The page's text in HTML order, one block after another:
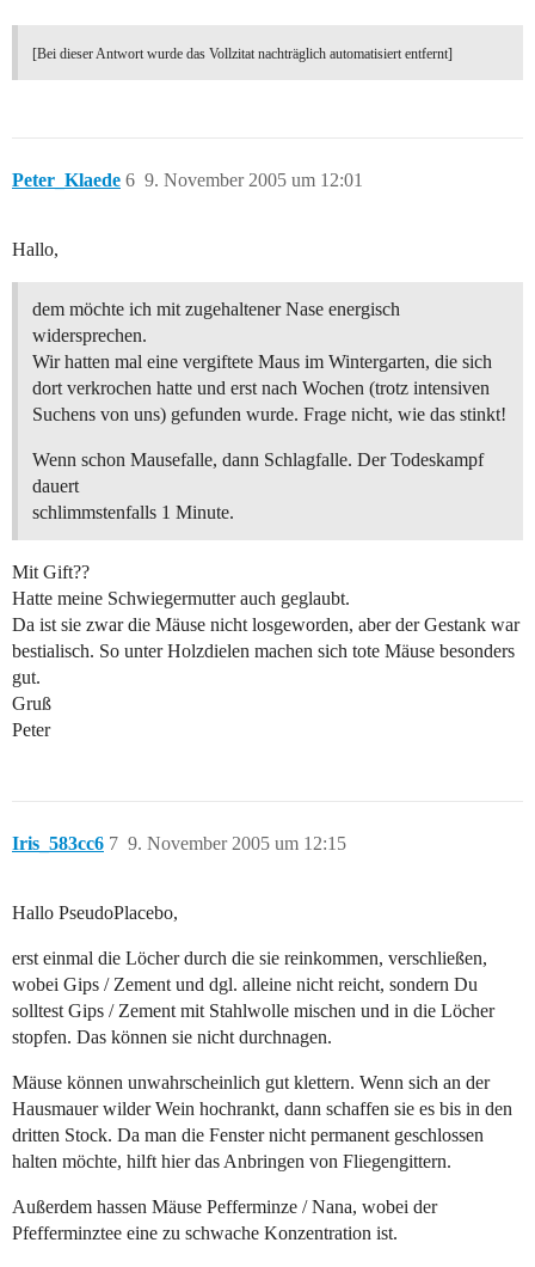
[Bei dieser Antwort wurde das Vollzitat nachträglich automatisiert entfernt]
Peter_Klaede 9. November 2005 um 12:01
6
Hallo,
dem möchte ich mit zugehaltener Nase energisch
widersprechen.
Wir hatten mal eine vergiftete Maus im Wintergarten, die sich
dort verkrochen hatte und erst nach Wochen (trotz intensiven
Suchens von uns) gefunden wurde. Frage nicht, wie das stinkt!
Wenn schon Mausefalle, dann Schlagfalle. Der Todeskampf
dauert
schlimmstenfalls 1 Minute.
Mit Gift??
Hatte meine Schwiegermutter auch geglaubt.
Da ist sie zwar die Mäuse nicht losgeworden, aber der Gestank war
bestialisch. So unter Holzdielen machen sich tote Mäuse besonders
gut.
Gruß
Peter
Iris_583cc6 9. November 2005 um 12:15
7
Hallo PseudoPlacebo,
erst einmal die Löcher durch die sie reinkommen, verschließen,
wobei Gips / Zement und dgl. alleine nicht reicht, sondern Du
solltest Gips / Zement mit Stahlwolle mischen und in die Löcher
stopfen. Das können sie nicht durchnagen.
Mäuse können unwahrscheinlich gut klettern. Wenn sich an der
Hausmauer wilder Wein hochrankt, dann schaffen sie es bis in den
dritten Stock. Da man die Fenster nicht permanent geschlossen
halten möchte, hilft hier das Anbringen von Fliegengittern.
Außerdem hassen Mäuse Pefferminze / Nana, wobei der
Pfefferminztee eine zu schwache Konzentration ist.